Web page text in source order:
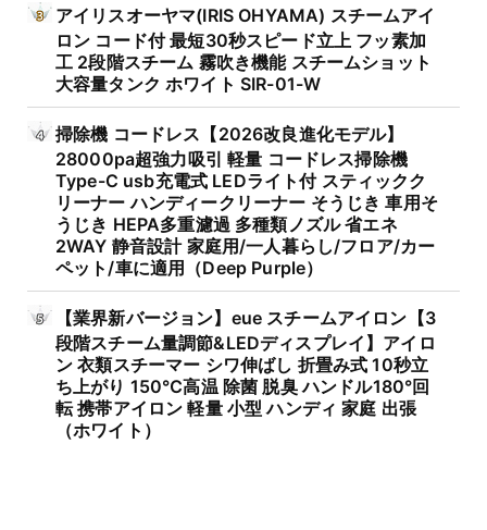
アイリスオーヤマ(IRIS OHYAMA) スチームアイ
ロン コード付 最短30秒スピード立上 フッ素加
工 2段階スチーム 霧吹き機能 スチームショット
大容量タンク ホワイト SIR-01-W
掃除機 コードレス【2026改良進化モデル】
28000pa超強力吸引 軽量 コードレス掃除機
Type-C usb充電式 LEDライト付 スティックク
リーナー ハンディークリーナー そうじき 車用そ
うじき HEPA多重濾過 多種類ノズル 省エネ
2WAY 静音設計 家庭用/一人暮らし/フロア/カー
ペット/車に適用（Deep Purple）
【業界新バージョン】eue スチームアイロン【3
段階スチーム量調節&LEDディスプレイ】アイロ
ン 衣類スチーマー シワ伸ばし 折畳み式 10秒立
ち上がり 150℃高温 除菌 脱臭 ハンドル180°回
転 携帯アイロン 軽量 小型 ハンディ 家庭 出張
（ホワイト）